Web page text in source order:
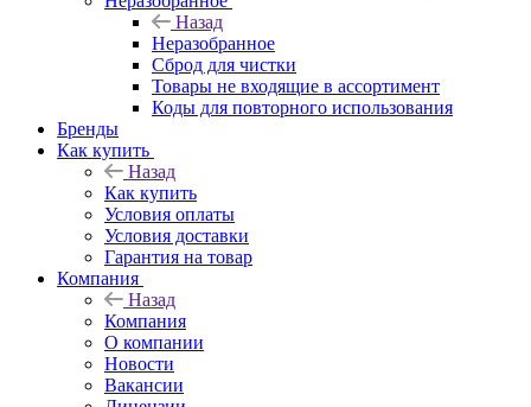
Назад
Неразобранное
Сброд для чистки
Товары не входящие в ассортимент
Коды для повторного использования
Бренды
Как купить
Назад
Как купить
Условия оплаты
Условия доставки
Гарантия на товар
Компания
Назад
Компания
О компании
Новости
Вакансии